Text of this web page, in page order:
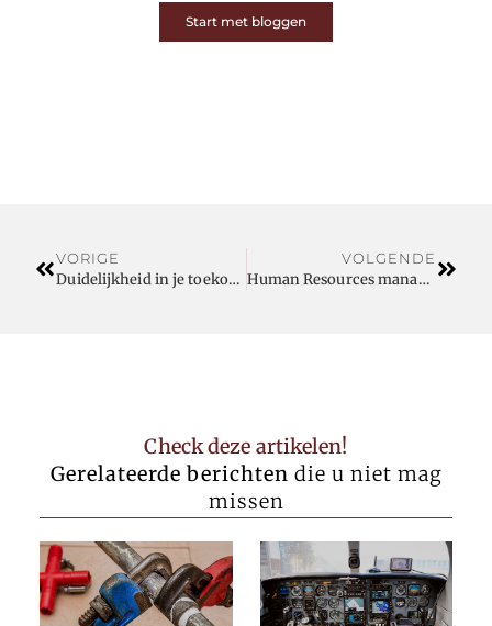
Start met bloggen
VORIGE
Duidelijkheid in je toekomst? Outplacement helpt
VOLGENDE
Human Resources manager in Gent
Check deze artikelen!
Gerelateerde berichten die u niet mag
missen